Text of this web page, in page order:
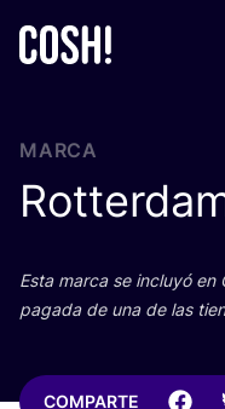
MARCA
Esta mar­ca se inclu­yó en
paga­da de una de las
COMPARTE